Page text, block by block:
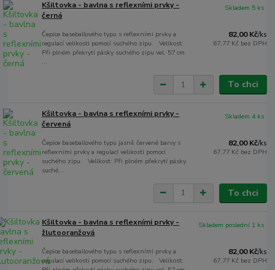
Kšiltovka - bavlna s reflexními prvky -
černá
Čepice baseballového typu s reflexními prvky a
regulací velikosti pomocí suchého zipu. Velikost:
Při plném překrytí pásky suchého zipu vel. 57 cm.
...
82,00 Kč/ks
67,77 Kč bez DPH
Skladem 5 ks
To chci
Kšiltovka - bavlna s reflexními prvky -
červená
Čepice baseballového typu jasně červené barvy s
reflexními prvky a regulací velikosti pomocí
suchého zipu. Velikost: Při plném překrytí pásky
suché...
82,00 Kč/ks
67,77 Kč bez DPH
Skladem 4 ks
To chci
Kšiltovka - bavlna s reflexními prvky -
žlutooranžová
Čepice baseballového typu s reflexními prvky a
regulací velikosti pomocí suchého zipu. Velikost:
82,00 Kč/ks
67,77 Kč bez DPH
Skladem poslední 1 ks